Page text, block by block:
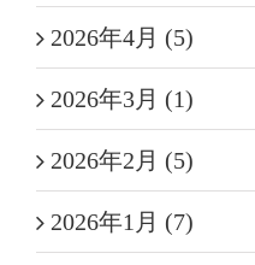
2026年4月 (5)
2026年3月 (1)
2026年2月 (5)
2026年1月 (7)